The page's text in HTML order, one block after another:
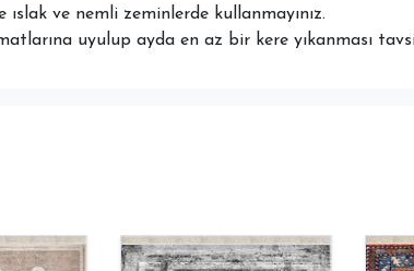
ve nemli zeminlerde kullanmayınız.
uyulup ayda en az bir kere yıkanması